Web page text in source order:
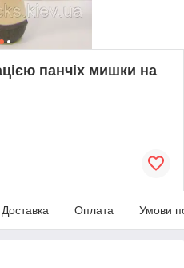
панчіх мишки на
Доставка Оплата Умови